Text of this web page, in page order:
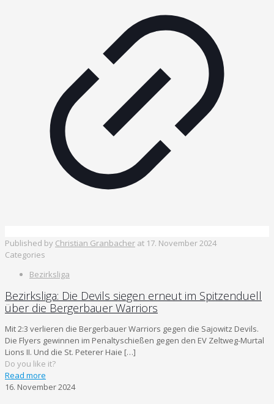
Published by Christian Granbacher at 17. November 2024
Categories
Bezirksliga
Bezirksliga: Die Devils siegen erneut im Spitzenduell
über die Bergerbauer Warriors
Mit 2:3 verlieren die Bergerbauer Warriors gegen die Sajowitz Devils.
Die Flyers gewinnen im Penaltyschießen gegen den EV Zeltweg-Murtal
Lions II. Und die St. Peterer Haie […]
Do you like it?
Read more
16. November 2024